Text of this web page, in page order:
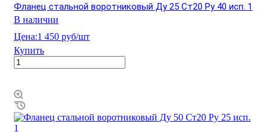
Фланец стальной воротниковый Ду 25 Ст20 Ру 40 исп. 1
В наличии
Цена:1 450 руб/шт
Купить